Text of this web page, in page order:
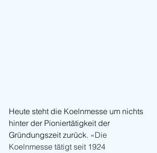
Heute steht die Koelnmesse um nichts
hinter der Pioniertätigkeit der
Gründungszeit zurück. «Die
Koelnmesse tätigt seit 1924